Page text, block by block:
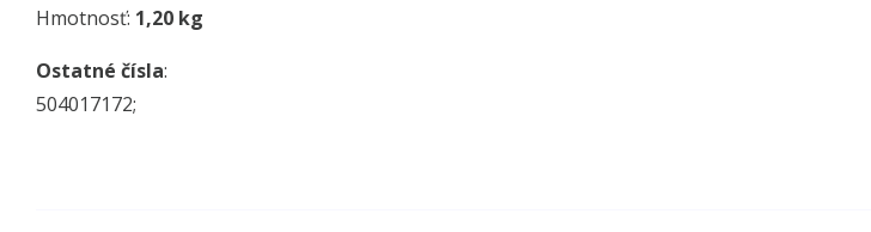
Hmotnosť: 1,20 kg
Ostatné čísla:
504017172;